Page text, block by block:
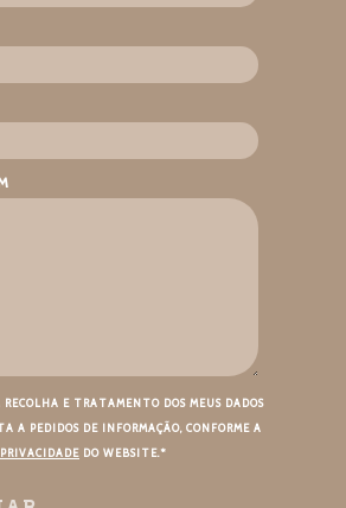
E TRATAMENTO DOS MEUS DADOS
A PEDIDOS DE INFORMAÇÃO, CONFORME A
DO WEBSITE.*